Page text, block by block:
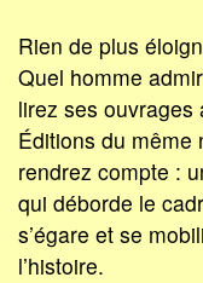
Rien de plus
Quel homme
lirez ses ouvrages
Éditions du même
rendrez compte :
qui déborde le
s’égare et se
l’histoire.